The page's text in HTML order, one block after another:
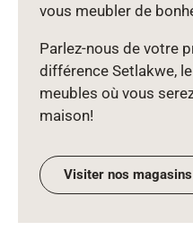
vous meubler de
Parlez‑nous de votre
différence Setlakwe,
meubles où vous
maison!
Visiter nos magasins